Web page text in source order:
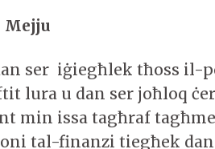
Mejju
ser iġiegħlek tħoss il-
lura u dan ser joħloq
min issa tagħraf
tal-finanzi tiegħek dan